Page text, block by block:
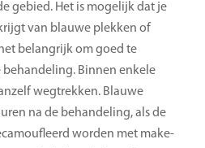
gebied. Het is mogelijk dat je
van blauwe plekken of
belangrijk om goed te
behandeling. Binnen enkele
wegtrekken. Blauwe
na de behandeling, als de
worden met make-